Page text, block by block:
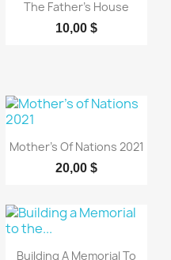

The Father's House
10,00 $
Aperçu rapide
Mother's Of Nations 2021
20,00 $
Aperçu rapide
Building A Memorial To